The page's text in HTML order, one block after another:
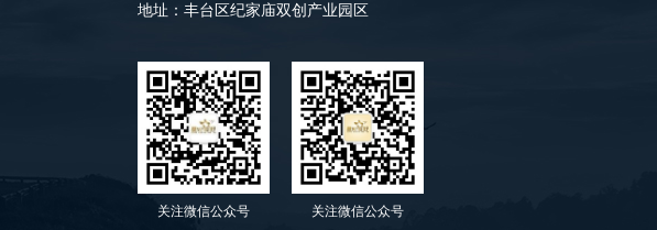
地址：丰台区纪家庙双创产业园区
关注微信公众号 关注微信公众号